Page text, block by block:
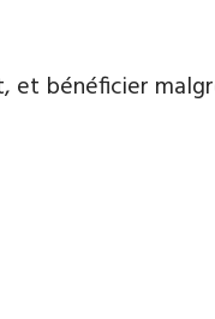
bénéficier